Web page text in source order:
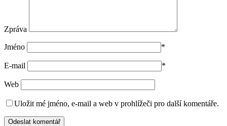
Zpráva
Jméno *
E-mail *
Web
Uložit mé jméno, e-mail a web v prohlížeči pro další komentáře.